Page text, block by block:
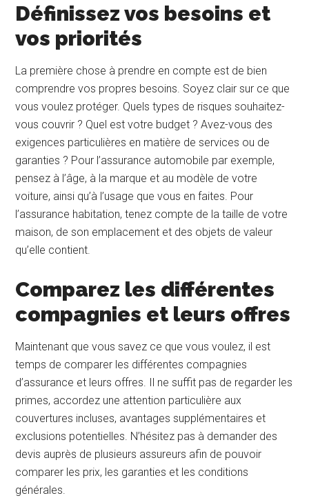
Définissez vos besoins et
vos priorités
La première chose à prendre en compte est de bien
comprendre vos propres besoins. Soyez clair sur ce que
vous voulez protéger. Quels types de risques souhaitez-
vous couvrir ? Quel est votre budget ? Avez-vous des
exigences particulières en matière de services ou de
garanties ? Pour l’assurance automobile par exemple,
pensez à l’âge, à la marque et au modèle de votre
voiture, ainsi qu’à l’usage que vous en faites. Pour
l’assurance habitation, tenez compte de la taille de votre
maison, de son emplacement et des objets de valeur
qu’elle contient.
Comparez les différentes
compagnies et leurs offres
Maintenant que vous savez ce que vous voulez, il est
temps de comparer les différentes compagnies
d’assurance et leurs offres. Il ne suffit pas de regarder les
primes, accordez une attention particulière aux
couvertures incluses, avantages supplémentaires et
exclusions potentielles. N’hésitez pas à demander des
devis auprès de plusieurs assureurs afin de pouvoir
comparer les prix, les garanties et les conditions
générales.